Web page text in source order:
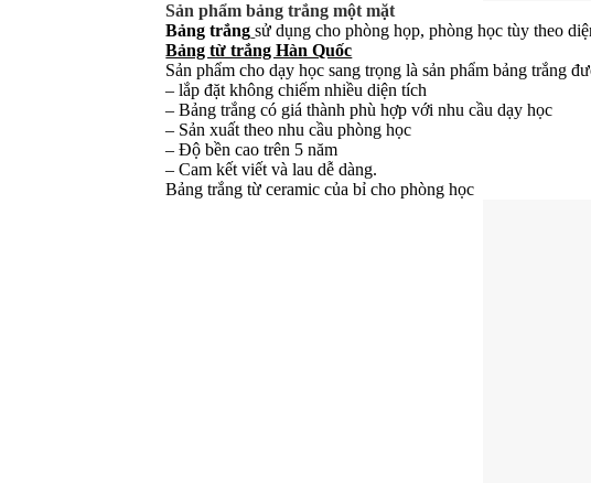
Sản phẩm bảng trắng một mặt
Bảng trắng sử dụng cho phòng họp, phòng học tùy theo
Bảng từ trắng Hàn Quốc
Sản phẩm cho dạy học sang trọng là sản phẩm bảng trắng
– lắp đặt không chiếm nhiều diện tích
– Bảng trắng có giá thành phù hợp với nhu cầu dạy học
– Sản xuất theo nhu cầu phòng học
– Độ bền cao trên 5 năm
– Cam kết viết và lau dễ dàng.
Bảng trắng từ ceramic của bỉ cho phòng học